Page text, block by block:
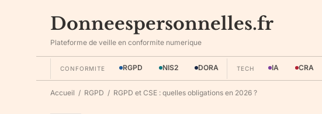
Donneespersonnelles.fr
Plateforme de veille en conformite numerique
CONFORMITE RGPD NIS2 DORA TECH IA CRA
Accueil / RGPD / RGPD et CSE : quelles obligations en 2026 ?